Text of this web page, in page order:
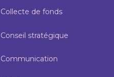
Collecte de fonds
Conseil stratégique
Communication